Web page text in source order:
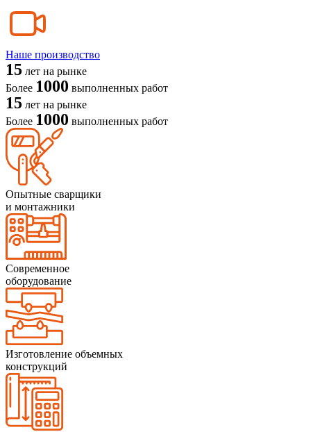
Наше производство
15 лет на рынке
Более 1000 выполненных работ
15 лет на рынке
Более 1000 выполненных работ
Опытные сварщики
и монтажники
Современное
оборудование
Изготовление объемных
конструкций